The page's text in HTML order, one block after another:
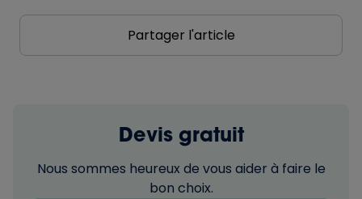
Partager l'article
Devis gratuit
Nous sommes heureux de vous aider à faire le
bon choix.